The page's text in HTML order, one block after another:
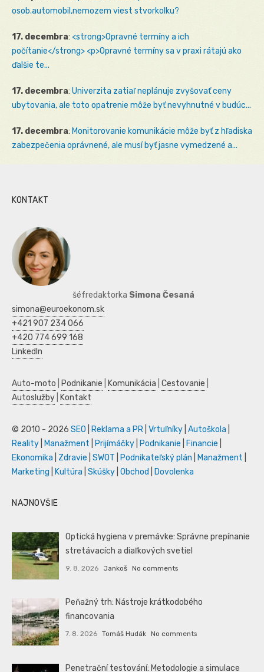
osob.automobil,nemozem viest stvorkolku?
17. decembra: <strong>Opravné termíny a ich
počítanie</strong> <p>Opravné termíny sa v praxi rátajú ako
ďalšie te...
17. decembra: Univerzita zatiaľ neplánuje zvyšovať ceny
ubytovania, ale toto opatrenie môže byť nevyhnutné v budúc...
17. decembra: Monitorovanie komunikácie môže byť z hľadiska
zabezpečenia oprávnené, ale musí byť jasne vymedzené a...
KONTAKT
šéfredaktorka Simona Česaná
simona@euroekonom.sk
+421 907 234 066
+420 774 699 168
LinkedIn
Auto-moto Podnikanie Komunikácia Cestovanie
Autoslužby
Kontakt
© 2010 - 2026 SEO Reklama a PR Vrtuľníky Autoškola
Reality
Manažment Prijímáčky Podnikanie Financie
Ekonomika
Zdravie SWOT Podnikateľský plán Manažment
Marketing
Kultúra Skúšky Obchod Dovolenka
NAJNOVŠIE
Optická hygiena v premávke: Správne prepínanie
stretávacích a diaľkových svetiel
9. 8. 2026 Jankoš No comments
Peňažný trh: Nástroje krátkodobého
financovania
7. 8. 2026 Tomáš Hudák No comments
Penetrační testování: Metodologie a simulace